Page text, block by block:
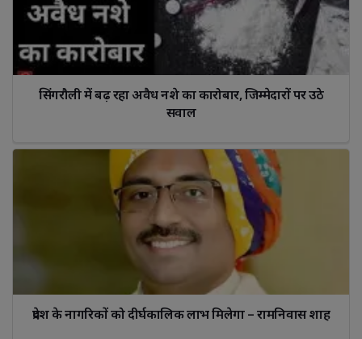
सिंगरौली में बढ़ रहा अवैध नशे का कारोबार, जिम्मेदारों पर उठे
सवाल
प्रदेश के नागरिकों को दीर्घकालिक लाभ मिलेगा – रामनिवास शाह